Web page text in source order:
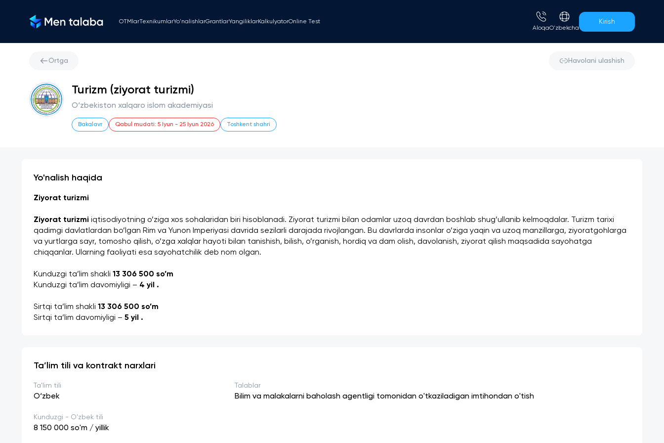
OTMlarTexnikumlarYo'nalishlarGrantlarYangiliklarKalkulyatorOnline Test
AloqaO'zbekcha
Kirish
Ortga Havolani ulashish
Turizm (ziyorat turizmi)
O‘zbekiston xalqaro islom akademiyasi
Bakalavr Qabul mudati: 5 Iyun - 25 Iyun 2026 Toshkent shahri
Yo'nalish haqida
Ziyorat turizmi
Ziyorat turizmi iqtisodiyotning o’ziga xos sohalaridan biri hisoblanadi. Ziyorat turizmi bilan odamlar uzoq davrdan boshlab shug’ullanib kelmoqdalar. Turizm tarixi
qadimgi davlatlardan bo’lgan Rim va Yunon Imperiyasi davrida sezilarli darajada rivojlangan. Bu davrlarda insonlar o’ziga yaqin va uzoq manzillarga, ziyoratgohlarga
va yurtlarga sayr, tomosho qilish, o’zga xalqlar hayoti bilan tanishish, bilish, o’rganish, hordiq va dam olish, davolanish, ziyorat qilish maqsadida sayohatga
chiqqanlar. Ularning faoliyati esa sayohatchilik deb nom olgan.
Kunduzgi ta’lim shakli 13 306 500 so’m
Kunduzgi ta’lim davomiyligi – 4 yil .
Sirtqi ta’lim shakli 13 306 500 so’m
Sirtqi ta’lim davomiyligi – 5 yil .
Ta’lim tili va kontrakt narxlari
Ta'lim tili
O‘zbek
Talablar
Bilim va malakalarni baholash agentligi tomonidan o'tkaziladigan imtihondan o'tish
Kunduzgi - O'zbek tili
8 150 000 so'm / yillik